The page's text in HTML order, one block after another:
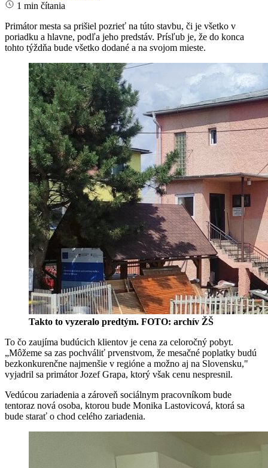
1 min čítania
Primátor mesta sa prišiel pozrieť na túto stavbu, či je všetko v
poriadku a hlavne, podľa jeho predstáv. Prísľub je, že do konca
tohto týždňa bude všetko dodané a na svojom mieste.
Takto to vyzeralo predtým. FOTO: archív ŽŠ
To čo zaujíma budúcich klientov je cena za celoročný pobyt.
„Môžeme sa zas pochváliť prvenstvom, že mesačné poplatky budú
bezkonkurenčne najmenšie v regióne a možno aj na Slovensku,"
vyjadril sa primátor Jozef Grapa, ktorý však cenu nespresnil.
Vedúcou zariadenia a zároveň sociálnym pracovníkom bude
tentoraz nová osoba, ktorou bude Monika Lastovicová, ktorá sa
bude starať o chod celého zariadenia.